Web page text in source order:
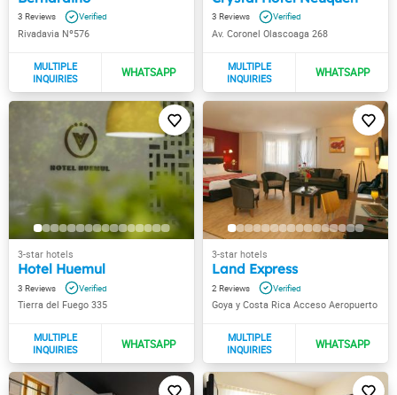
3
Rivadavia Nº576
3
Av. Coronel Olascoaga 268
Hotel Huemul
3
Tierra del Fuego 335
Land Express
2
Goya y Costa Rica Acceso Aeropuerto